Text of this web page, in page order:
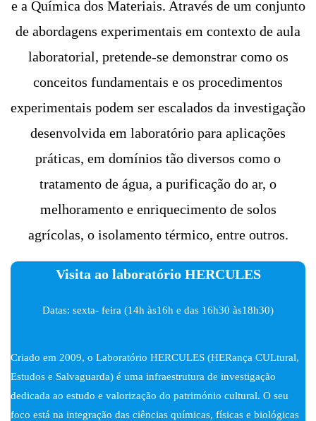
e a Química dos Materiais. Através de um conjunto
de abordagens experimentais em contexto de aula
laboratorial, pretende-se demonstrar como os
conceitos fundamentais e os procedimentos
experimentais podem ser escalados da investigação
desenvolvida em laboratório para aplicações
práticas, em domínios tão diversos como o
tratamento de água, a purificação do ar, o
melhoramento e enriquecimento de solos
agrícolas, o isolamento térmico, entre outros.
Visita ao laboratório HERCULES
Datas: sexta- feira (14h às16h e das 16h30 às18h30)
Criado em 2009, o Laboratório HERCULES (HERança CULtural,
Estudos e Salvaguarda) é uma infraestrutura de investigação
dedicada ao estudo e valorização do património cultural. O seu
foco está na integração das ciências químicas, físicas e biológicas